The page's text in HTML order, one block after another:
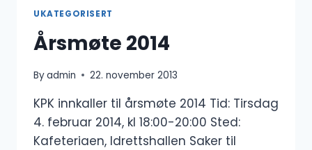
JANUAR
UKATEGORISERT
Årsmøte 2014
Byadmin 22. november 2013
KPK innkaller til årsmøte 2014 Tid: Tirsdag
4. februar 2014, kl 18:00-20:00 Sted:
Kafeteriaen, Idrettshallen Saker til